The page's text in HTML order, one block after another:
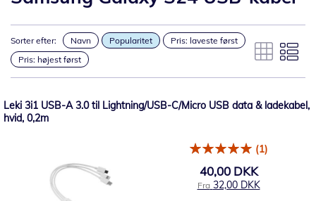
Sorter efter: Navn Popularitet
Pris: laveste først
Pris: højest først
Leki 3i1 USB-A 3.0 til Lightning/USB-C/Micro USB data & ladekabel,
hvid, 0,2m
(1)
40,00 DKK
Fra 32,00 DKK